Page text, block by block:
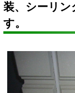
装、シーリン
す。